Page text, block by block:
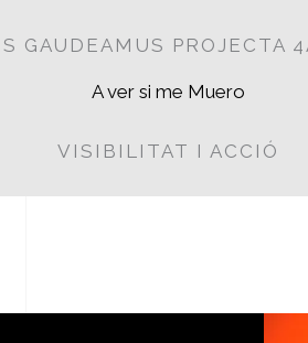
GAUDEAMUS PROJECTA
A ver si me Muero
VISIBILITAT I ACCIÓ